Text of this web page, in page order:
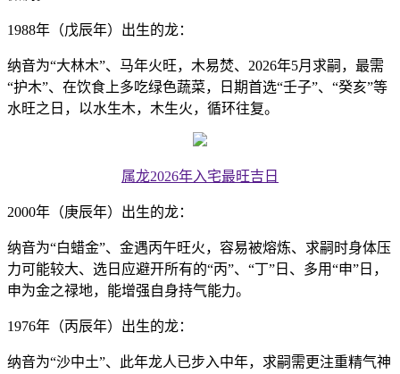
1988年（戊辰年）出生的龙：
纳音为“大林木”、马年火旺，木易焚、2026年5月求嗣，最需
“护木”、在饮食上多吃绿色蔬菜，日期首选“壬子”、“癸亥”等
水旺之日，以水生木，木生火，循环往复。
属龙2026年入宅最旺吉日
2000年（庚辰年）出生的龙：
纳音为“白蜡金”、金遇丙午旺火，容易被熔炼、求嗣时身体压
力可能较大、选日应避开所有的“丙”、“丁”日、多用“申”日，
申为金之禄地，能增强自身持气能力。
1976年（丙辰年）出生的龙：
纳音为“沙中土”、此年龙人已步入中年，求嗣需更注重精气神